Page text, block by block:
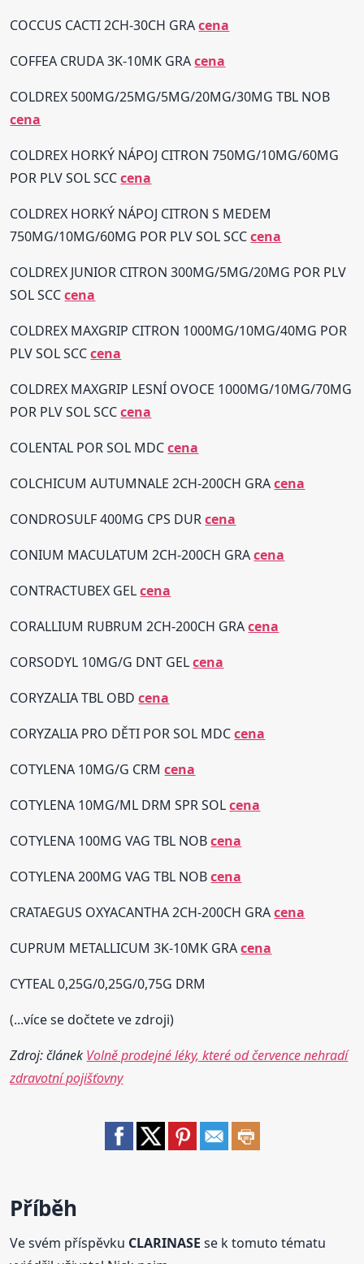
COCCUS CACTI 2CH-30CH GRAcena
COFFEA CRUDA 3K-10MK GRAcena
COLDREX 500MG/25MG/5MG/20MG/30MG TBL NOB
cena
COLDREX HORKÝ NÁPOJ CITRON 750MG/10MG/60MG
POR PLV SOL SCCcena
COLDREX HORKÝ NÁPOJ CITRON S MEDEM
750MG/10MG/60MG POR PLV SOL SCCcena
COLDREX JUNIOR CITRON 300MG/5MG/20MG POR PLV
SOL SCCcena
COLDREX MAXGRIP CITRON 1000MG/10MG/40MG POR
PLV SOL SCCcena
COLDREX MAXGRIP LESNÍ OVOCE 1000MG/10MG/70MG
POR PLV SOL SCCcena
COLENTAL POR SOL MDCcena
COLCHICUM AUTUMNALE 2CH-200CH GRAcena
CONDROSULF 400MG CPS DURcena
CONIUM MACULATUM 2CH-200CH GRAcena
CONTRACTUBEX GELcena
CORALLIUM RUBRUM 2CH-200CH GRAcena
CORSODYL 10MG/G DNT GELcena
CORYZALIA TBL OBDcena
CORYZALIA PRO DĚTI POR SOL MDCcena
COTYLENA 10MG/G CRMcena
COTYLENA 10MG/ML DRM SPR SOLcena
COTYLENA 100MG VAG TBL NOBcena
COTYLENA 200MG VAG TBL NOBcena
CRATAEGUS OXYACANTHA 2CH-200CH GRAcena
CUPRUM METALLICUM 3K-10MK GRAcena
CYTEAL 0,25G/0,25G/0,75G DRM
(...více se dočtete ve zdroji)
Zdroj: článek Volně prodejné léky, které od července nehradí
zdravotní pojišťovny
Příběh
Ve svém příspěvku CLARINASE se k tomuto tématu